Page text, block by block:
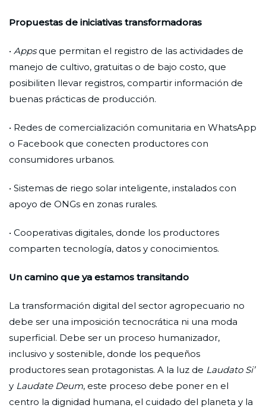
Propuestas de iniciativas transformadoras
• Appsque permitan el registro de las actividades de
manejo de cultivo, gratuitas o de bajo costo, que
posibiliten llevar registros, compartir información de
buenas prácticas de producción.
• Redes de comercialización comunitaria en WhatsApp
o Facebook que conecten productores con
consumidores urbanos.
• Sistemas de riego solar inteligente, instalados con
apoyo de ONGs en zonas rurales.
• Cooperativas digitales, donde los productores
comparten tecnología, datos y conocimientos.
Un camino que ya estamos transitando
La transformación digital del sector agropecuario no
debe ser una imposición tecnocrática ni una moda
superficial. Debe ser un proceso humanizador,
inclusivo y sostenible, donde los pequeños
productores sean protagonistas. A la luz de Laudato Si’
y Laudate Deum, este proceso debe poner en el
centro la dignidad humana, el cuidado del planeta y la